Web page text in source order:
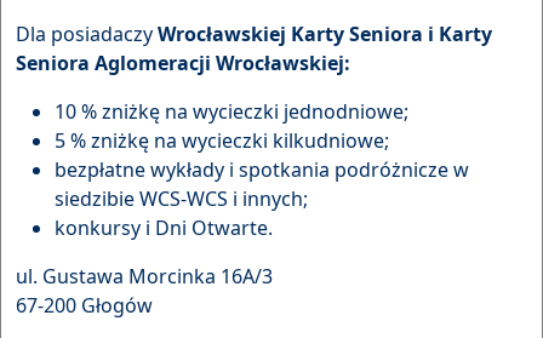
Dla posiadaczyWrocławskiej Karty Seniora i Karty
Seniora Aglomeracji Wrocławskiej:
10 % zniżkę na wycieczki jednodniowe;
5 % zniżkę na wycieczki kilkudniowe;
bezpłatne wykłady i spotkania podróżnicze w
siedzibie WCS-WCS i innych;
konkursy i Dni Otwarte.
ul. Gustawa Morcinka 16A/3
67-200 Głogów